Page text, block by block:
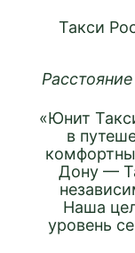
Такси
«Юнит
в
Дону —
Наша
уровень